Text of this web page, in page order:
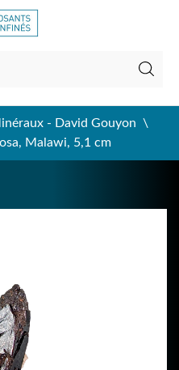
- David Gouyon
Malawi, 5,1 cm